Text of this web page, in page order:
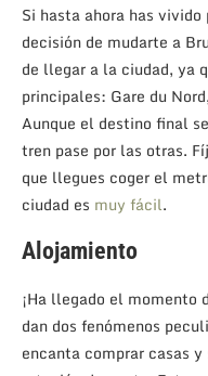
Si hasta ahora has
decisión de mudarte a
de llegar a la ciudad, ya
principales: Gare du
Aunque el destino final
tren pase por las otras.
que llegues coger el
ciudad es muy fácil.
Alojamiento
¡Ha llegado el momento
dan dos fenómenos
encanta comprar casas